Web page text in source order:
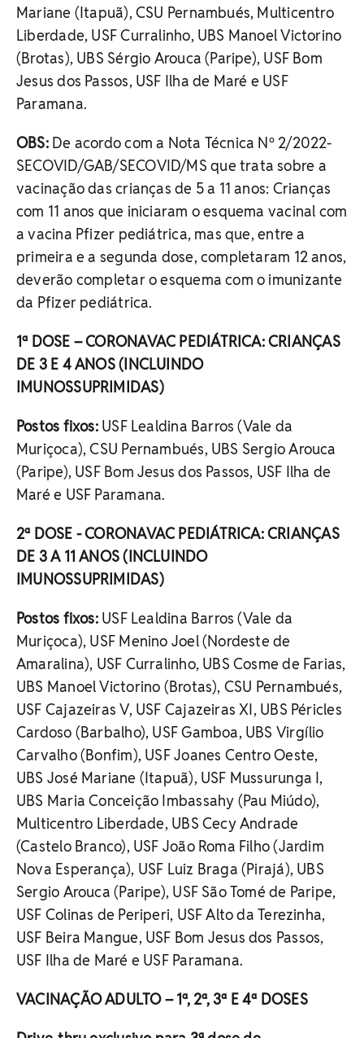
Mariane (Itapuã), CSU Pernambués, Multicentro
Liberdade, USF Curralinho, UBS Manoel Victorino
(Brotas), UBS Sérgio Arouca (Paripe), USF Bom
Jesus dos Passos, USF Ilha de Maré e USF
Paramana.
OBS:De acordo com a Nota Técnica Nº 2/2022-
SECOVID/GAB/SECOVID/MS que trata sobre a
vacinação das crianças de 5 a 11 anos: Crianças
com 11 anos que iniciaram o esquema vacinal com
a vacina Pfizer pediátrica, mas que, entre a
primeira e a segunda dose, completaram 12 anos,
deverão completar o esquema com o imunizante
da Pfizer pediátrica.
1ª DOSE – CORONAVAC PEDIÁTRICA: CRIANÇAS
DE 3 E 4 ANOS (INCLUINDO
IMUNOSSUPRIMIDAS)
Postos fixos:USF Lealdina Barros (Vale da
Muriçoca), CSU Pernambués, UBS Sergio Arouca
(Paripe), USF Bom Jesus dos Passos, USF Ilha de
Maré e USF Paramana.
2ª DOSE - CORONAVAC PEDIÁTRICA: CRIANÇAS
DE 3 A 11 ANOS (INCLUINDO
IMUNOSSUPRIMIDAS)
Postos fixos:USF Lealdina Barros (Vale da
Muriçoca), USF Menino Joel (Nordeste de
Amaralina), USF Curralinho, UBS Cosme de Farias,
UBS Manoel Victorino (Brotas), CSU Pernambués,
USF Cajazeiras V, USF Cajazeiras XI, UBS Péricles
Cardoso (Barbalho), USF Gamboa, UBS Virgílio
Carvalho (Bonfim), USF Joanes Centro Oeste,
UBS José Mariane (Itapuã), USF Mussurunga I,
UBS Maria Conceição Imbassahy (Pau Miúdo),
Multicentro Liberdade, UBS Cecy Andrade
(Castelo Branco), USF João Roma Filho (Jardim
Nova Esperança), USF Luiz Braga (Pirajá), UBS
Sergio Arouca (Paripe), USF São Tomé de Paripe,
USF Colinas de Periperi, USF Alto da Terezinha,
USF Beira Mangue, USF Bom Jesus dos Passos,
USF Ilha de Maré e USF Paramana.
VACINAÇÃO ADULTO – 1ª, 2ª, 3ª E 4ª DOSES